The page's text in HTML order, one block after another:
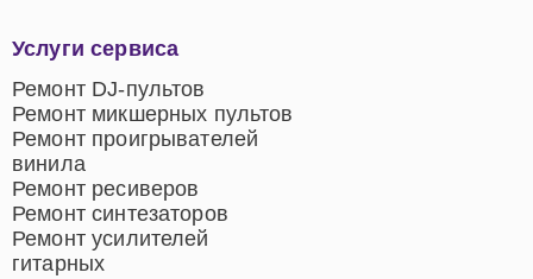
Услуги сервиса
Ремонт DJ-пультов
Ремонт микшерных пультов
Ремонт проигрывателей
винила
Ремонт ресиверов
Ремонт синтезаторов
Ремонт усилителей
гитарных